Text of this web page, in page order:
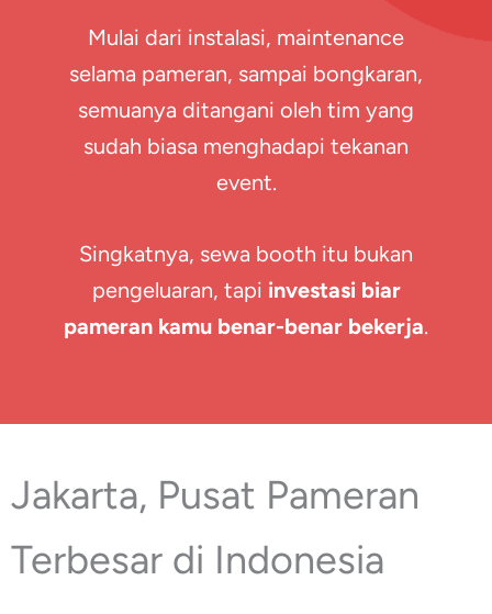
Mulai dari instalasi, maintenance
selama pameran, sampai bongkaran,
semuanya ditangani oleh tim yang
sudah biasa menghadapi tekanan
event.
Singkatnya, sewa booth itu bukan
pengeluaran, tapi investasi biar
pameran kamu benar-benar bekerja.
Jakarta, Pusat Pameran
Terbesar di Indonesia